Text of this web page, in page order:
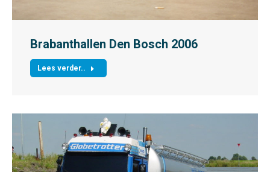
Brabanthallen Den Bosch 2006
Lees verder..